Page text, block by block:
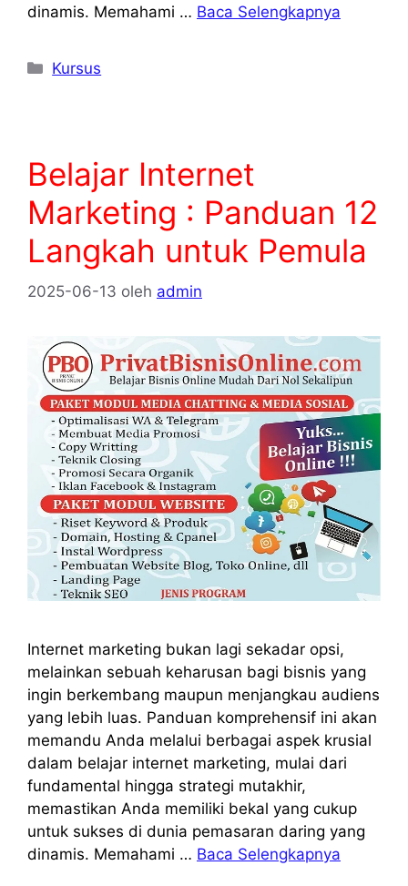
dinamis. Memahami … Baca Selengkapnya
Kategori
Kursus
Belajar Internet
Marketing : Panduan 12
Langkah untuk Pemula
2025-06-13 oleh admin
Internet marketing bukan lagi sekadar opsi,
melainkan sebuah keharusan bagi bisnis yang
ingin berkembang maupun menjangkau audiens
yang lebih luas. Panduan komprehensif ini akan
memandu Anda melalui berbagai aspek krusial
dalam belajar internet marketing, mulai dari
fundamental hingga strategi mutakhir,
memastikan Anda memiliki bekal yang cukup
untuk sukses di dunia pemasaran daring yang
dinamis. Memahami … Baca Selengkapnya